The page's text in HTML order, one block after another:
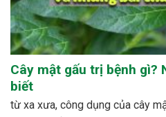
Cây mật gấu trị bệnh gì?
biết
từ xa xưa, công dụng của cây